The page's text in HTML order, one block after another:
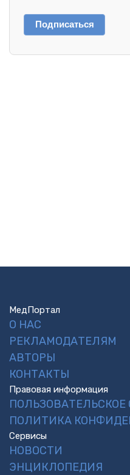
Подписаться
МедПортал
О НАС
РЕКЛАМОДАТЕЛЯМ
АВТОРЫ
КОНТАКТЫ
Правовая информация
ПОЛИТИКА
Сервисы
НОВОСТИ
ЭНЦИКЛОПЕДИЯ